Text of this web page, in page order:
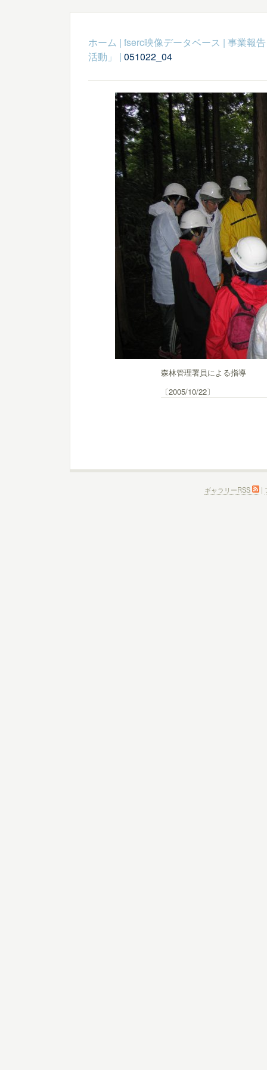
ホーム | fserc映像データベース | 事業報告
活動」
| 051022_04
森林管理署員による指導
〔2005/10/22〕
ギャラリーRSS |